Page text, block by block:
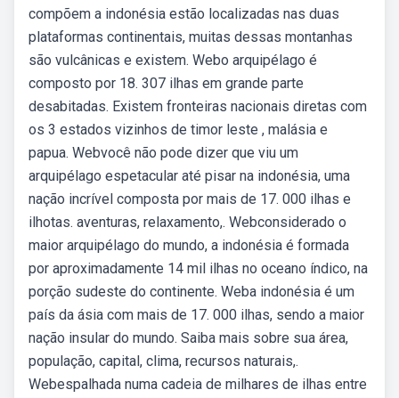
compõem a indonésia estão localizadas nas duas
plataformas continentais, muitas dessas montanhas
são vulcânicas e existem. Webo arquipélago é
composto por 18. 307 ilhas em grande parte
desabitadas. Existem fronteiras nacionais diretas com
os 3 estados vizinhos de timor leste , malásia e
papua. Webvocê não pode dizer que viu um
arquipélago espetacular até pisar na indonésia, uma
nação incrível composta por mais de 17. 000 ilhas e
ilhotas. aventuras, relaxamento,. Webconsiderado o
maior arquipélago do mundo, a indonésia é formada
por aproximadamente 14 mil ilhas no oceano índico, na
porção sudeste do continente. Weba indonésia é um
país da ásia com mais de 17. 000 ilhas, sendo a maior
nação insular do mundo. Saiba mais sobre sua área,
população, capital, clima, recursos naturais,.
Webespalhada numa cadeia de milhares de ilhas entre